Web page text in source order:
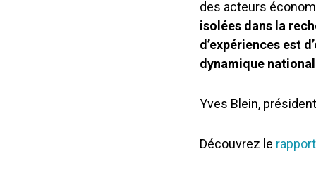
des acteurs
isolées dans la
d’expériences est
dynamique
Yves Blein,
Découvrez le